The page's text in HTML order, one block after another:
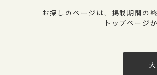
お探しのページは、掲載期間の
トップページ